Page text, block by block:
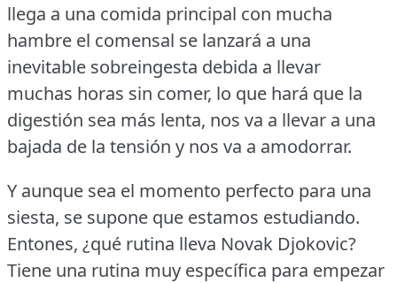
llega a una comida principal con mucha
hambre el comensal se lanzará a una
inevitable sobreingesta debida a llevar
muchas horas sin comer, lo que hará que la
digestión sea más lenta, nos va a llevar a una
bajada de la tensión y nos va a amodorrar.
Y aunque sea el momento perfecto para una
siesta, se supone que estamos estudiando.
Entones, ¿qué rutina lleva Novak Djokovic?
Tiene una rutina muy específica para empezar